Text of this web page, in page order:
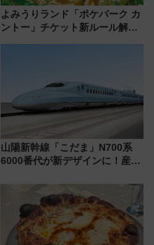
よみうりランド「ポケパーク カ
ントー」チケット新ルール解
山陽新幹線「こだま」N700系
6000番代が新デザインに！産学
用は今冬から